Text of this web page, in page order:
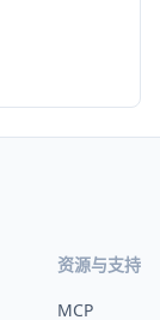
资源与支持
MCP